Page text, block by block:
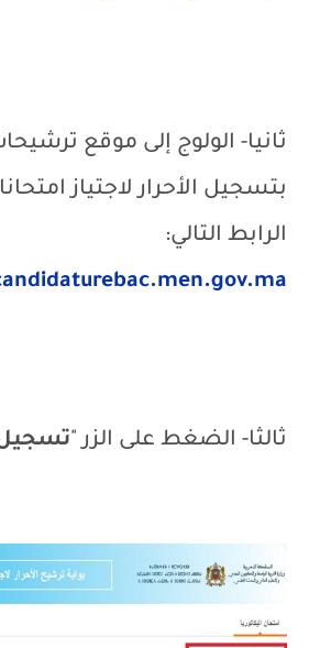
ثانيا- الولوج إلى موقع
بتسجيل الأحرار لاجتياز
الرابط التالي:
ثالثا- الضغط على الزر "